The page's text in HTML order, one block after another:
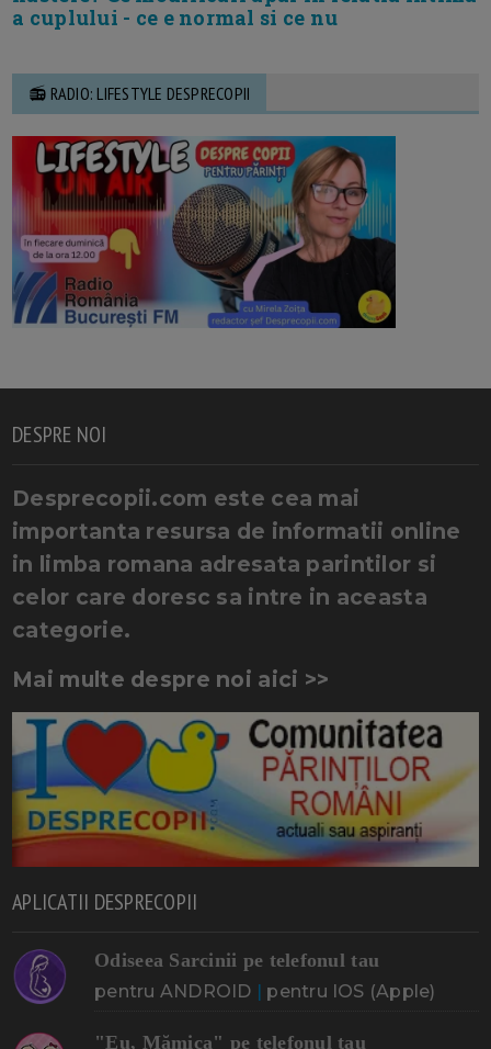
a cuplului - ce e normal si ce nu
📻 RADIO: LIFESTYLE DESPRECOPII
DESPRE NOI
Desprecopii.com este cea mai
importanta resursa de informatii online
in limba romana adresata parintilor si
celor care doresc sa intre in aceasta
categorie.
Mai multe despre noi aici >>
APLICATII DESPRECOPII
Odiseea Sarcinii pe telefonul tau
pentru ANDROID pentru IOS (Apple)
"Eu, Mămica" pe telefonul tau